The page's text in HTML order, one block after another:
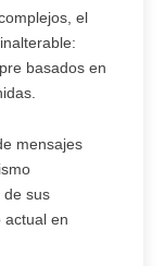
el
basados en
mensajes
de sus
actual en